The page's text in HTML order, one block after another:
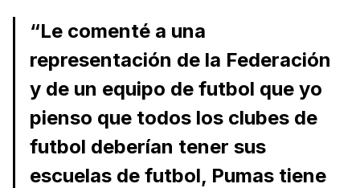
“Le comenté a una
representación de la Federación
y de un equipo de futbol que yo
pienso que todos los clubes de
futbol deberían tener sus
escuelas de futbol, Pumas tiene